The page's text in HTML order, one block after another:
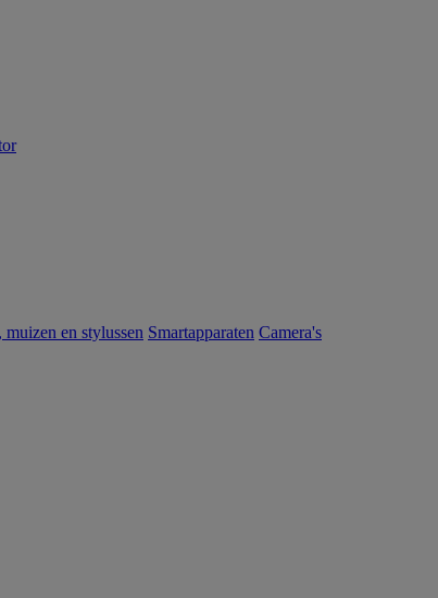
muizen en stylussen Smartapparaten Camera's